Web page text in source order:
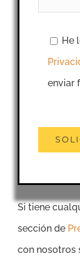
He
enviar
Si tiene
sección de
con nosotros